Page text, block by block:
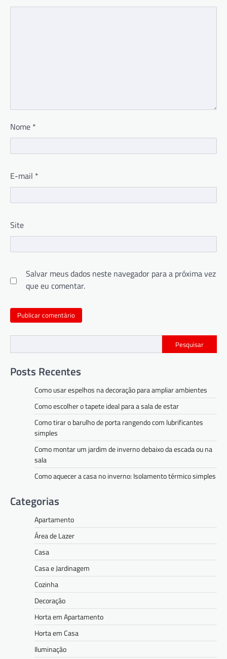
Nome *
E-mail *
Site
Salvar meus dados neste navegador para a próxima vez
que eu comentar.
Pesquisar
Posts Recentes
Como usar espelhos na decoração para ampliar ambientes
Como escolher o tapete ideal para a sala de estar
Como tirar o barulho de porta rangendo com lubrificantes
simples
Como montar um jardim de inverno debaixo da escada ou na
sala
Como aquecer a casa no inverno: Isolamento térmico simples
Categorias
Apartamento
Área de Lazer
Casa
Casa e Jardinagem
Cozinha
Decoração
Horta em Apartamento
Horta em Casa
Iluminação